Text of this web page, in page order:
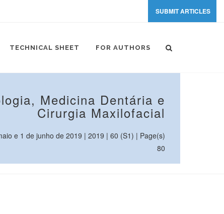
SUBMIT ARTICLES
TECHNICAL SHEET FOR AUTHORS
Medicina Dentária e
Cirurgia Maxilofacial
e 1 de junho de 2019 | 2019 | 60 (S1) | Page(s)
80